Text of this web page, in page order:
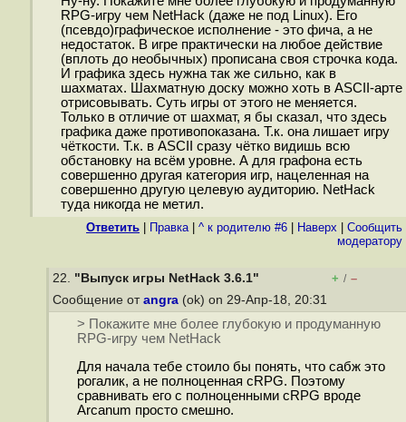
RPG-игру чем NetHack (даже не под Linux). Его
(псевдо)графическое исполнение - это фича, а не
недостаток. В игре практически на любое действие
(вплоть до необычных) прописана своя строчка кода.
И графика здесь нужна так же сильно, как в
шахматах. Шахматную доску можно хоть в ASCII-арте
отрисовывать. Суть игры от этого не меняется.
Только в отличие от шахмат, я бы сказал, что здесь
графика даже противопоказана. Т.к. она лишает игру
чёткости. Т.к. в ASCII сразу чётко видишь всю
обстановку на всём уровне. А для графона есть
совершенно другая категория игр, нацеленная на
совершенно другую целевую аудиторию. NetHack
туда никогда не метил.
Ответить Правка| ^ к родителю #6 Наверх
Cообщить
модератору
22. "Выпуск игры NetHack 3.6.1" + / –
Сообщение от angra (ok) on 29-Апр-18, 20:31
> Покажите мне более глубокую и продуманную
RPG-игру чем NetHack
Для начала тебе стоило бы понять, что сабж это
рогалик, а не полноценная cRPG. Поэтому
сравнивать его с полноценными cRPG вроде
Arcanum просто смешно.